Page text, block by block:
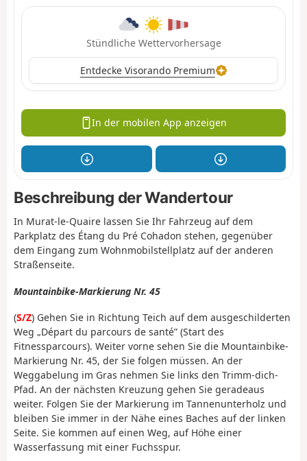
Stündliche Wettervorhersage
Entdecke Visorando Premium
In der mobilen App anzeigen
Beschreibung der Wandertour
In Murat-le-Quaire lassen Sie Ihr Fahrzeug auf dem
Parkplatz des Étang du Pré Cohadon stehen, gegenüber
dem Eingang zum Wohnmobilstellplatz auf der anderen
Straßenseite.
Mountainbike-Markierung Nr. 45
(S/Z) Gehen Sie in Richtung Teich auf dem ausgeschilderten
Weg „Départ du parcours de santé” (Start des
Fitnessparcours). Weiter vorne sehen Sie die Mountainbike-
Markierung Nr. 45, der Sie folgen müssen. An der
Weggabelung im Gras nehmen Sie links den Trimm-dich-
Pfad. An der nächsten Kreuzung gehen Sie geradeaus
weiter. Folgen Sie der Markierung im Tannenunterholz und
bleiben Sie immer in der Nähe eines Baches auf der linken
Seite. Sie kommen auf einen Weg, auf Höhe einer
Wasserfassung mit einer Fuchsspur.